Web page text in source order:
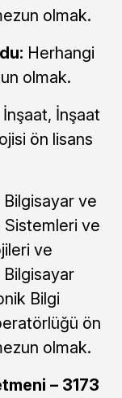
olmak.
Herhangi
olmak.
İnşaat, İnşaat
ön lisans
Bilgisayar ve
Sistemleri ve
ve
Bilgi
ön
olmak.
– 3173